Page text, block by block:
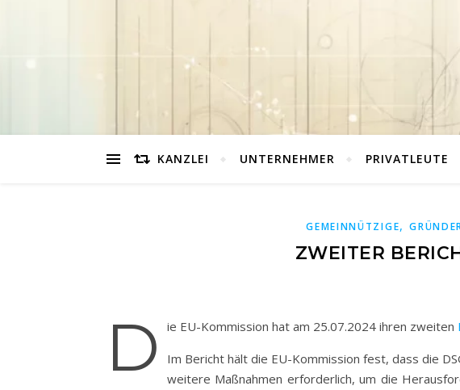
KANZLEI UNTERNEHMER PRIVATLEUTE
GEMEINNÜTZIGE,
ZWEITER
D ie EU-Kommission hat am 25.07.2024 ihren zweiten
Im Bericht hält die EU-Kommission fest, dass die
weitere Maßnahmen erforderlich, um die